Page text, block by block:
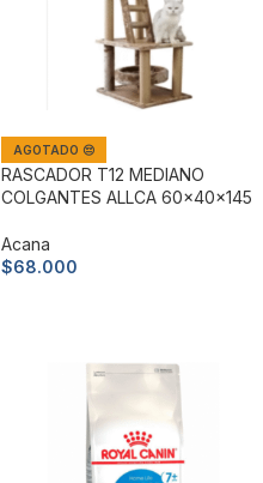
AGOTADO 😔
RASCADOR T12 MEDIANO
COLGANTES ALLCA 60x40x145
Acana
$68.000